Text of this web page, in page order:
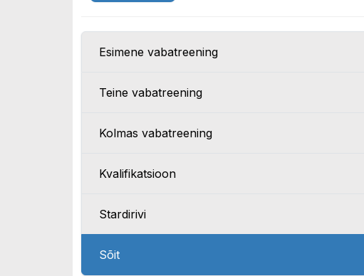
Esimene vabatreening
Teine vabatreening
Kolmas vabatreening
Kvalifikatsioon
Stardirivi
Sõit